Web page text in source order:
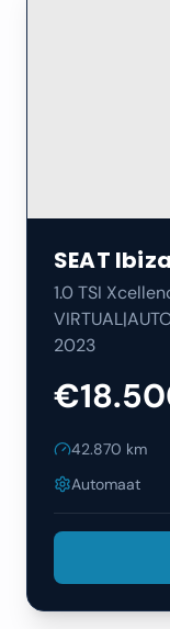
SEAT Ibiza
1.0 TSI
2023
42.870 km
Automaat